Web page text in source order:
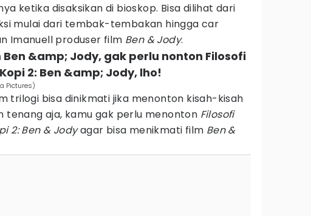
ketika disaksikan di bioskop. Bisa dilihat dari
mulai dari tembak-tembakan hingga car
Imanuell produser film Ben & Jody.
&amp; Jody, gak perlu nonton Filosofi
2: Ben &amp; Jody, lho!
Pictures)
trilogi bisa dinikmati jika menonton kisah-kisah
tenang aja, kamu gak perlu menonton Filosofi
2: Ben & Jodyagar bisa menikmati film Ben &